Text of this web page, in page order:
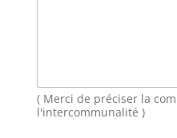
M
e
( Merci de préciser la
l'intercommunalité )